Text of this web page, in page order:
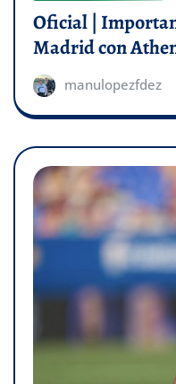
Oficial |
Madrid con
manulopezfdez